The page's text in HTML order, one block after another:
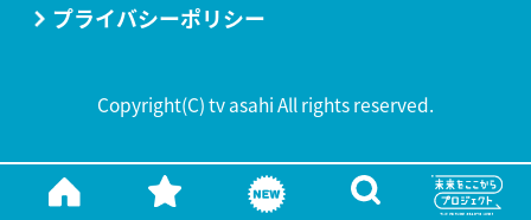
プライバシーポリシー
Copyright(C) tv asahi All rights reserved.